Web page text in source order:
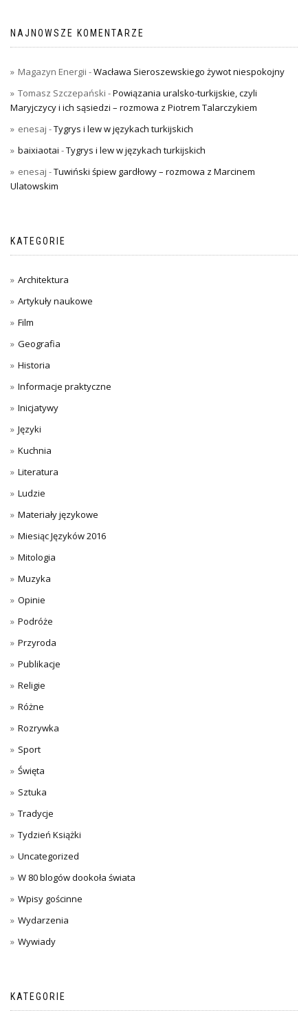
NAJNOWSZE KOMENTARZE
Magazyn Energii -Wacława Sieroszewskiego żywot niespokojny
Tomasz Szczepański -Powiązania uralsko-turkijskie, czyli
Maryjczycy i ich sąsiedzi – rozmowa z Piotrem Talarczykiem
enesaj -Tygrys i lew w językach turkijskich
baixiaotai -Tygrys i lew w językach turkijskich
enesaj -Tuwiński śpiew gardłowy – rozmowa z Marcinem
Ulatowskim
KATEGORIE
Architektura
Artykuły naukowe
Film
Geografia
Historia
Informacje praktyczne
Inicjatywy
Języki
Kuchnia
Literatura
Ludzie
Materiały językowe
Miesiąc Języków 2016
Mitologia
Muzyka
Opinie
Podróże
Przyroda
Publikacje
Religie
Różne
Rozrywka
Sport
Święta
Sztuka
Tradycje
Tydzień Książki
Uncategorized
W 80 blogów dookoła świata
Wpisy gościnne
Wydarzenia
Wywiady
KATEGORIE